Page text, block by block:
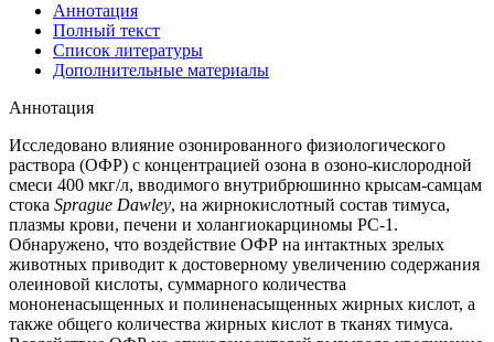
Аннотация
Полный текст
Список литературы
Дополнительные материалы
Аннотация
Исследовано влияние озонированного физиологического
раствора (ОФР) с концентрацией озона в озоно-кислородной
смеси 400 мкг/л, вводимого внутрибрюшинно крысам-самцам
стока Sprague Dawley, на жирнокислотный состав тимуса,
плазмы крови, печени и холангиокарциномы РС-1.
Обнаружено, что воздействие ОФР на интактных зрелых
животных приводит к достоверному увеличению содержания
олеиновой кислоты, суммарного количества
мононенасыщенных и полиненасыщенных жирных кислот, а
также общего количества жирных кислот в тканях тимуса.